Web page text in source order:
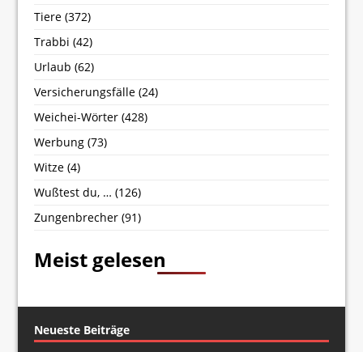
Tiere (372)
Trabbi (42)
Urlaub (62)
Versicherungsfälle (24)
Weichei-Wörter (428)
Werbung (73)
Witze (4)
Wußtest du, … (126)
Zungenbrecher (91)
Meist gelesen
Neueste Beiträge